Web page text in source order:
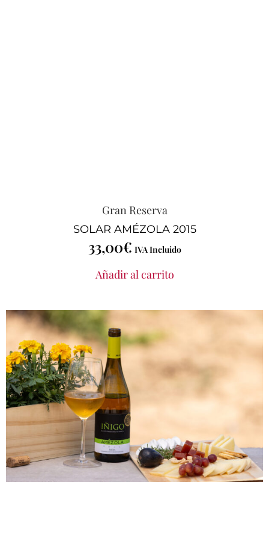
Gran Reserva
SOLAR AMÉZOLA 2015
33,00€ IVA Incluido
Añadir al carrito